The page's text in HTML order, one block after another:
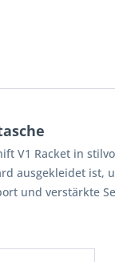
V1 Racket in
ausgekleidet
und verstärkte